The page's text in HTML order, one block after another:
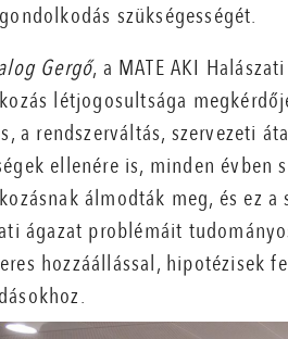
szükségességét.
Gergő, a MATE AKI
létjogosultsága
a rendszerváltás, szervezeti
ellenére is, minden évben
álmodták meg, és ez
ágazat problémáit
hozzáállással, hipotézisek